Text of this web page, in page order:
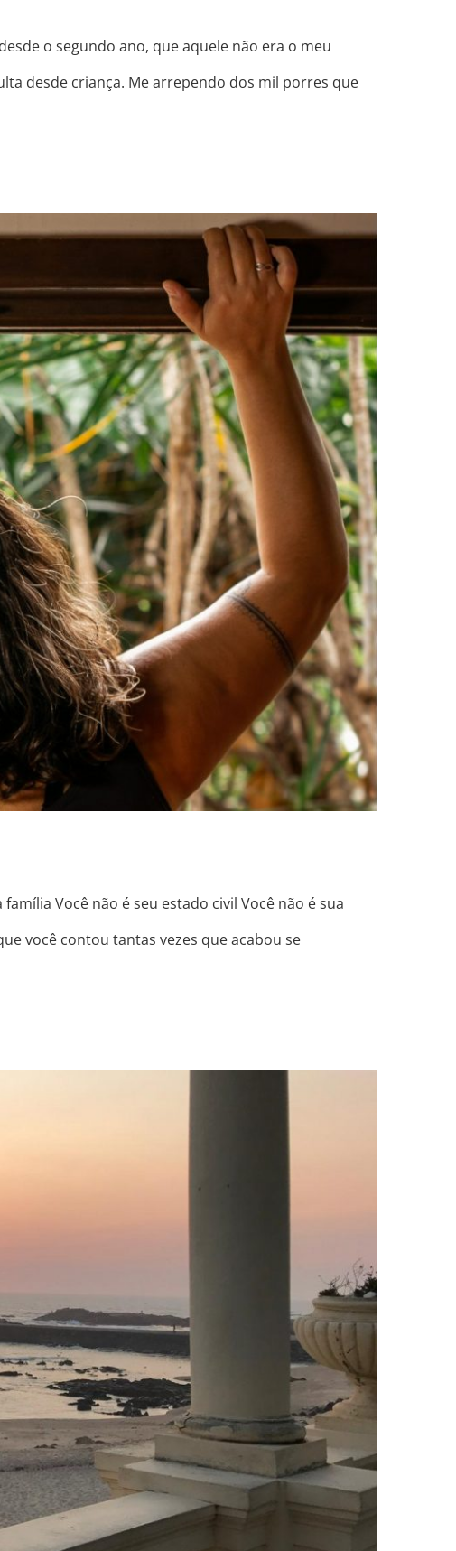
o segundo ano, que aquele não era o meu
desde criança. Me arrependo dos mil porres que
NEM SUA FAMÍLIA
Você não é seu estado civil Você não é sua
você contou tantas vezes que acabou se
OUTRO PAÍS